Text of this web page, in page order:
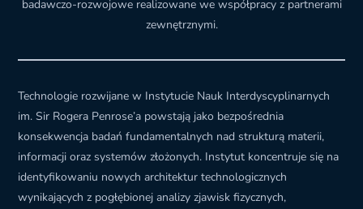
badawczo-rozwojowe realizowane we współpracy z partnerami
zewnętrznymi.
Technologie rozwijane w Instytucie Nauk Interdyscyplinarnych
im. Sir Rogera Penrose’a powstają jako bezpośrednia
konsekwencja badań fundamentalnych nad strukturą materii,
informacji oraz systemów złożonych. Instytut koncentruje się na
identyfikowaniu nowych architektur technologicznych
wynikających z pogłębionej analizy zjawisk fizycznych,